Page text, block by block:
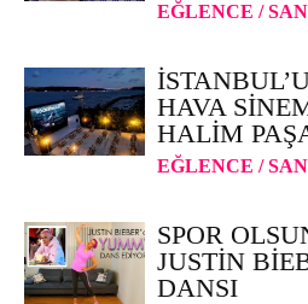
EĞLENCE /
HAVA
HALIM
EĞLENCE /
SPOR
JUSTIN
DANSI